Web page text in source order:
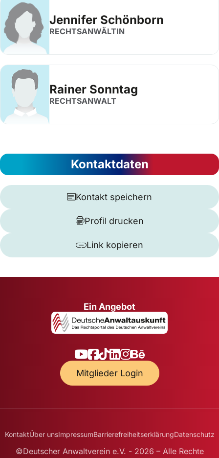
Jennifer Schönborn
RECHTSANWÄLTIN
Rainer Sonntag
RECHTSANWALT
Kontaktdaten
Kontakt speichern
Profil drucken
Link kopieren
Ein Angebot
Mitglieder Login
KontaktÜber unsImpressumBarrierefreiheitserklärungDatenschutz
©Deutscher Anwaltverein e.V. - 2026 – Alle Rechte